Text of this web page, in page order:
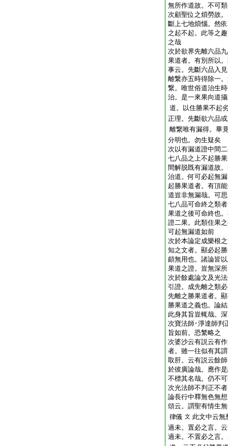
無所作道故。不可
次顧聖位之煩勞故
斷上七地煩惱。然
之起不起。此等之
之哉
次於欲界先離六品
果道者。有別所以
事云。先斷六品入
離繋亦五時得除一
繋。唯世俗道治生
治。是一來果向道
道。以住勝果不起
正理。先斷欲六品
離繋唯有漏得。畢
分明也。勿生疑矣
次以有漏道證中間
七八品之上不起勝
間解脱既有漏道故
治道。何可必起無
起勝果道者。有頂
道豈非無漏哉。可
七八品可命終之類
果道之後可命終也
證二果。此類住果
可起無漏道如前
次於本論定成樂根
知之文者。顯必起
頗無用也。諸論皆
果道之證。豈無深
次於餘處論文及光
引證。成先離之類
先離之勝果道者。
勝果道之義也。論
此身其旨豈輒哉。
次寶法師･淨達師判
旨如前。恐繁略之
次婆沙云有説云有
者。雖一往似有其
取肝。云有説云餘
於彼廣論哉。應作
不標其名哉。仍不
次光法師不判正不
論長行中釋無色無
頌云。謂聖有情生
律儀 文 此文中云無
過未。置必之言。
過未。不置必之言